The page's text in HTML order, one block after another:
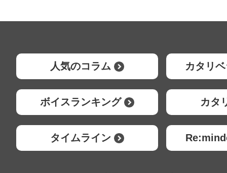
人気のコラム カタリ
ボイスランキング カタ
タイムライン